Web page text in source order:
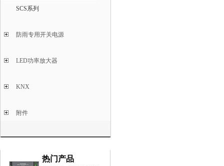
SCS系列
防雨专用开关电源
LED功率放大器
KNX
附件
热门产品